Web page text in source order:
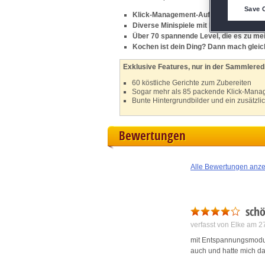
Klick-Management-Aufgaben für
Diverse Minispiele mit hoch
Über 70 spannende Level, die es zu
Kochen ist dein Ding? Dann mach
Exklusive Features, nur in der
60 köstliche Gerichte zum Zubereiten
Sogar mehr als 85 packende Klick-
Bunte Hintergrundbilder und ein
Bewertungen
Alle Bewertungen
verfasst von Elke am
mit
auch und hatte mich
Save